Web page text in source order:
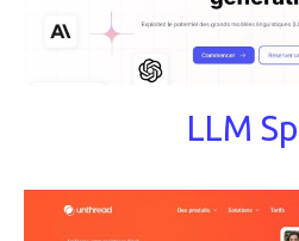
LLM